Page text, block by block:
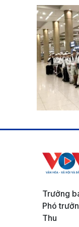
Trưởng
Phó
Thu